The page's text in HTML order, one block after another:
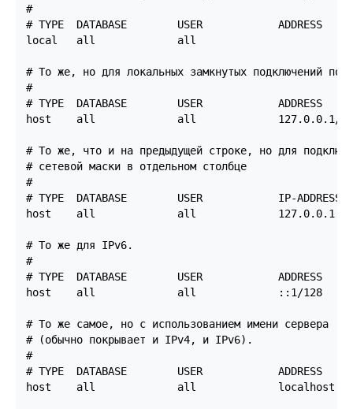
#
# TYPE  DATABASE        USER            ADDRESS
local   all             all
# То же, но для локальных замкнутых подключений по
#
# TYPE  DATABASE        USER            ADDRESS
host    all             all             127.0.0.1/
# То же, что и на предыдущей строке, но для
# сетевой маски в отдельном столбце
#
# TYPE  DATABASE        USER            IP-
host    all             all             127.0.0.1
# То же для IPv6.
#
# TYPE  DATABASE        USER            ADDRESS
host    all             all             ::1/128
# То же самое, но с использованием имени сервера
# (обычно покрывает и IPv4, и IPv6).
#
# TYPE  DATABASE        USER            ADDRESS
host    all             all             localhost